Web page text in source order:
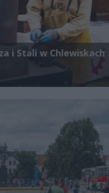
i Stali w Chlewiskach